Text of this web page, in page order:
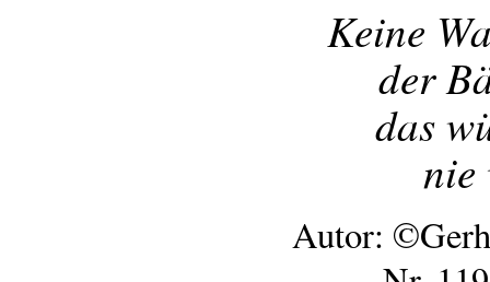
Keine
der
das
nie
Autor: